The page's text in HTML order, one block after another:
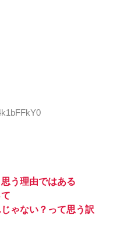
う理由ではある
ゃない？って思う訳